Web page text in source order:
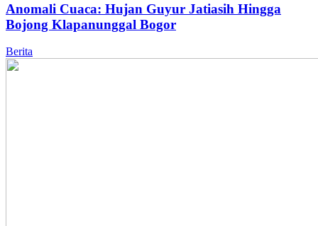
Anomali Cuaca: Hujan Guyur Jatiasih Hingga
Bojong Klapanunggal Bogor
Berita